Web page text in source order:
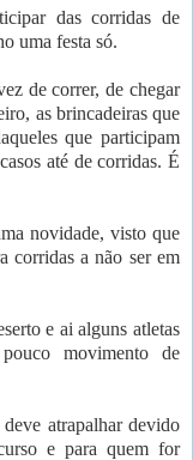
das corridas de
uma festa só.
de correr, de chegar
as brincadeiras que
que participam
até de corridas. É
novidade, visto que
corridas a não ser em
e ai alguns atletas
movimento de
atrapalhar devido
e para quem for